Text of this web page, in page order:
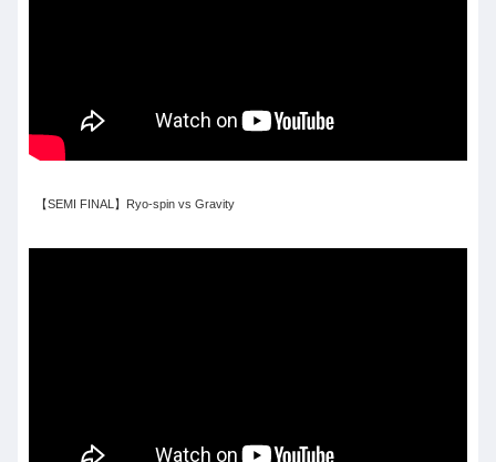
【SEMI FINAL】Ryo-spin vs Gravity